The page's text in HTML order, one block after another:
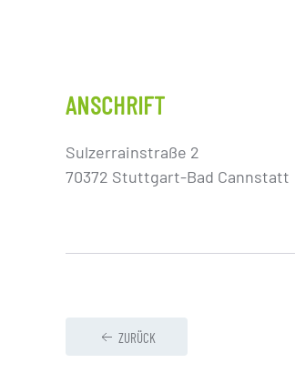
ANSCHRIFT
Sulzerrainstraße 2
70372 Stuttgart-Bad Cannstatt
ZURÜCK